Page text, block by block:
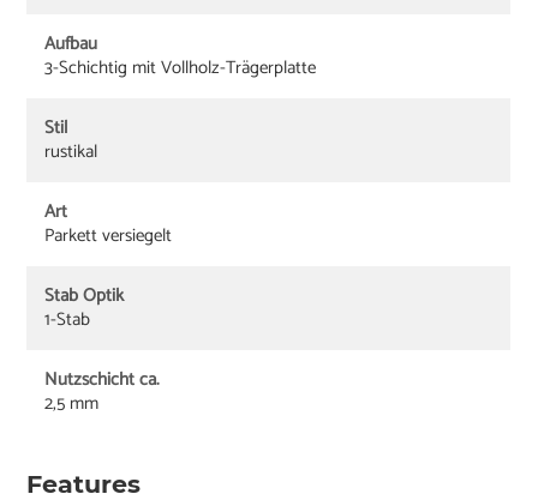
Aufbau
3-Schichtig mit Vollholz-Trägerplatte
Stil
rustikal
Art
Parkett versiegelt
Stab Optik
1-Stab
Nutzschicht ca.
2,5 mm
Features